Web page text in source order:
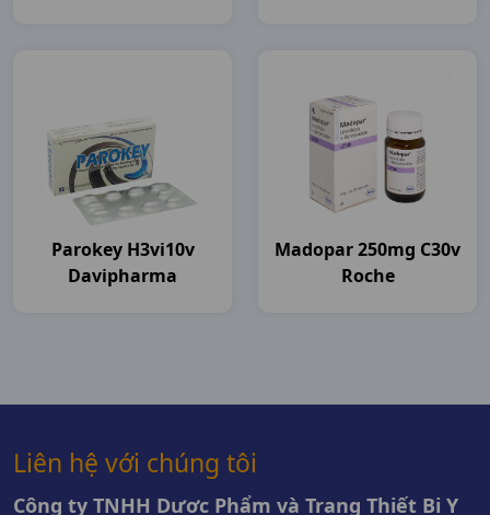
Parokey H3vi10v
Davipharma
Madopar 250mg C30v
Roche
Liên hệ với chúng tôi
Công ty TNHH Dược Phẩm và Trang Thiết Bị Y